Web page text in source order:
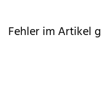
Fehler im Artikel